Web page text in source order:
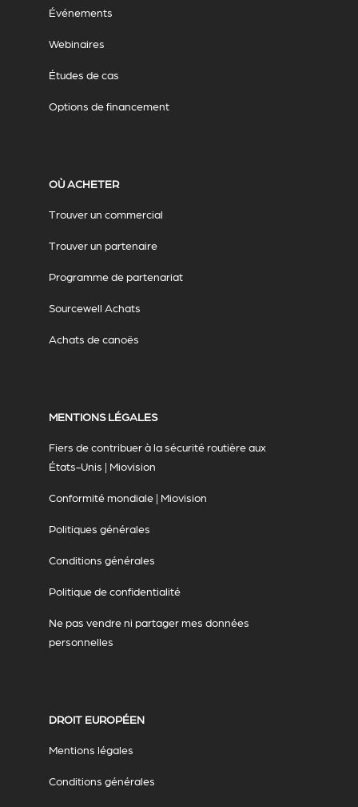
Événements
Webinaires
Études de cas
Options de financement
OÙ ACHETER
Trouver un commercial
Trouver un partenaire
Programme de partenariat
Sourcewell Achats
Achats de canoës
MENTIONS LÉGALES
Fiers de contribuer à la sécurité routière aux
États-Unis | Miovision
Conformité mondiale | Miovision
Politiques générales
Conditions générales
Politique de confidentialité
Ne pas vendre ni partager mes données
personnelles
DROIT EUROPÉEN
Mentions légales
Conditions générales